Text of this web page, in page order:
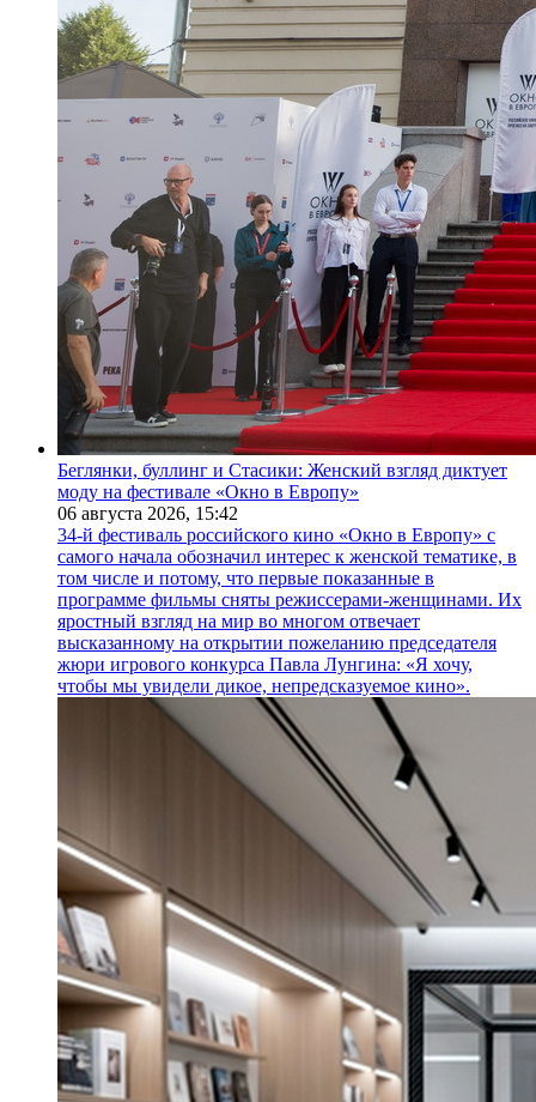
Беглянки, буллинг и Стасики: Женский взгляд диктует
моду на фестивале «Окно в Европу»
06 августа 2026, 15:42
34-й фестиваль российского кино «Окно в Европу» с
самого начала обозначил интерес к женской тематике, в
том числе и потому, что первые показанные в
программе фильмы сняты режиссерами-женщинами. Их
яростный взгляд на мир во многом отвечает
высказанному на открытии пожеланию председателя
жюри игрового конкурса Павла Лунгина: «Я хочу,
чтобы мы увидели дикое, непредсказуемое кино».